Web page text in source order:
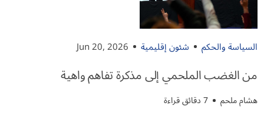
السياسة والحكم شئون إقليمية Jun 20, 2026
من الغضب الملحمي إلى مذكرة تفاهم واهية
هشام ملحم 7 دقائق قراءة